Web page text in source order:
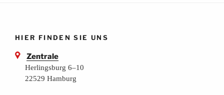
HIER FINDEN SIE UNS
Zentrale
Herlingsburg 6–10
22529 Hamburg